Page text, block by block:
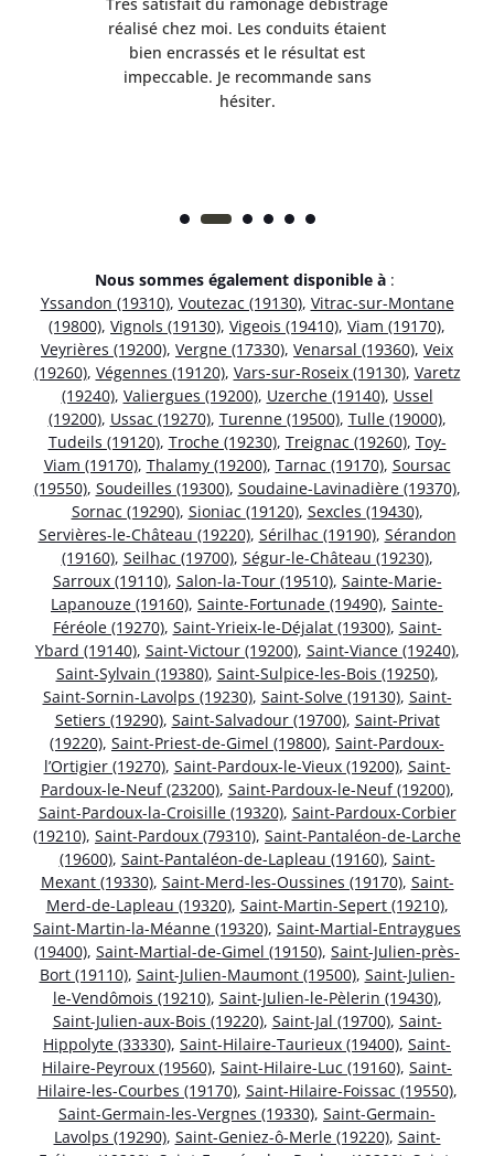
réalisé chez moi. Les conduits étaient
bien encrassés et le résultat est
impeccable. Je recommande sans
hésiter.
Nous sommes également disponible à :
Yssandon (19310), Voutezac (19130), Vitrac-sur-Montane
(19800), Vignols (19130), Vigeois (19410), Viam (19170),
Veyrières (19200), Vergne (17330), Venarsal (19360), Veix
(19260), Végennes (19120), Vars-sur-Roseix (19130), Varetz
(19240), Valiergues (19200), Uzerche (19140), Ussel
(19200), Ussac (19270), Turenne (19500), Tulle (19000),
Tudeils (19120), Troche (19230), Treignac (19260), Toy-
Viam (19170), Thalamy (19200), Tarnac (19170), Soursac
(19550), Soudeilles (19300), Soudaine-Lavinadière (19370),
Sornac (19290), Sioniac (19120), Sexcles (19430),
Servières-le-Château (19220), Sérilhac (19190), Sérandon
(19160), Seilhac (19700), Ségur-le-Château (19230),
Sarroux (19110), Salon-la-Tour (19510), Sainte-Marie-
Lapanouze (19160), Sainte-Fortunade (19490), Sainte-
Féréole (19270), Saint-Yrieix-le-Déjalat (19300), Saint-
Ybard (19140), Saint-Victour (19200), Saint-Viance (19240),
Saint-Sylvain (19380), Saint-Sulpice-les-Bois (19250),
Saint-Sornin-Lavolps (19230), Saint-Solve (19130), Saint-
Setiers (19290), Saint-Salvadour (19700), Saint-Privat
(19220), Saint-Priest-de-Gimel (19800), Saint-Pardoux-
l’Ortigier (19270), Saint-Pardoux-le-Vieux (19200), Saint-
Pardoux-le-Neuf (23200), Saint-Pardoux-le-Neuf (19200),
Saint-Pardoux-la-Croisille (19320), Saint-Pardoux-Corbier
(19210), Saint-Pardoux (79310), Saint-Pantaléon-de-Larche
(19600), Saint-Pantaléon-de-Lapleau (19160), Saint-
Mexant (19330), Saint-Merd-les-Oussines (19170), Saint-
Merd-de-Lapleau (19320), Saint-Martin-Sepert (19210),
Saint-Martin-la-Méanne (19320), Saint-Martial-Entraygues
(19400), Saint-Martial-de-Gimel (19150), Saint-Julien-près-
Bort (19110), Saint-Julien-Maumont (19500), Saint-Julien-
le-Vendômois (19210), Saint-Julien-le-Pèlerin (19430),
Saint-Julien-aux-Bois (19220), Saint-Jal (19700), Saint-
Hippolyte (33330), Saint-Hilaire-Taurieux (19400), Saint-
Hilaire-Peyroux (19560), Saint-Hilaire-Luc (19160), Saint-
Hilaire-les-Courbes (19170), Saint-Hilaire-Foissac (19550),
Saint-Germain-les-Vergnes (19330), Saint-Germain-
Lavolps (19290), Saint-Geniez-ô-Merle (19220), Saint-